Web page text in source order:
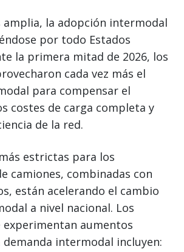
amplia, la adopción intermodal
por todo Estados
la primera mitad de 2026, los
cada vez más el
para compensar el
costes de carga completa y
de la red.
estrictas para los
camiones, combinadas con
están acelerando el cambio
a nivel nacional. Los
experimentan aumentos
demanda intermodal incluyen: